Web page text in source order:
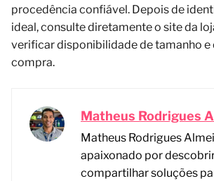
procedência confiável. Depois de
ideal, consulte diretamente o site da
verificar disponibilidade de tamanho e
compra.
Matheus Rodrigues
Matheus Rodrigues
apaixonado por
compartilhar soluções